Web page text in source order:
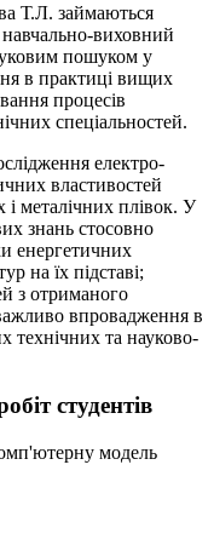
Т.Л. займаються
виховний
пошуком у
в практиці вищих
процесів
спеціальностей.
електро-
властивостей
і металічних плівок. У
знань стосовно
енергетичних
на їх підставі;
з отриманого
впровадження в
технічних та науково-
студентів
модель